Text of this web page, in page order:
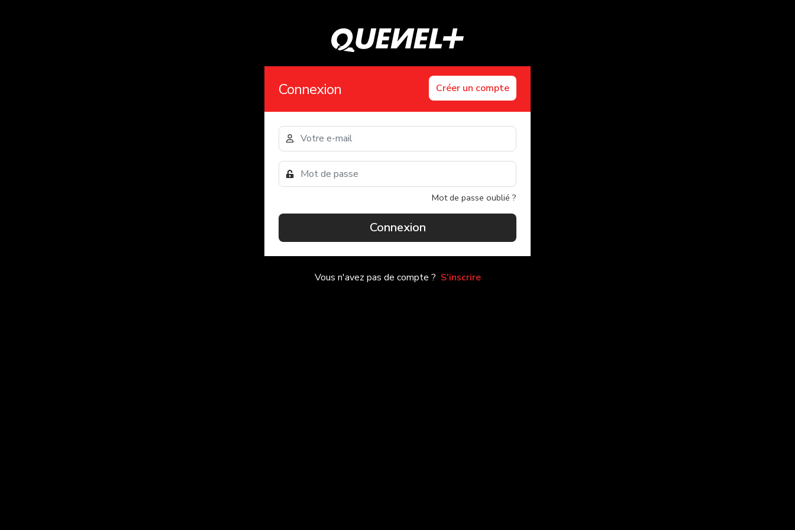
Connexion Créer un compte
Mot de passe oublié ?
Connexion
Vous n'avez pas de compte ? S'inscrire